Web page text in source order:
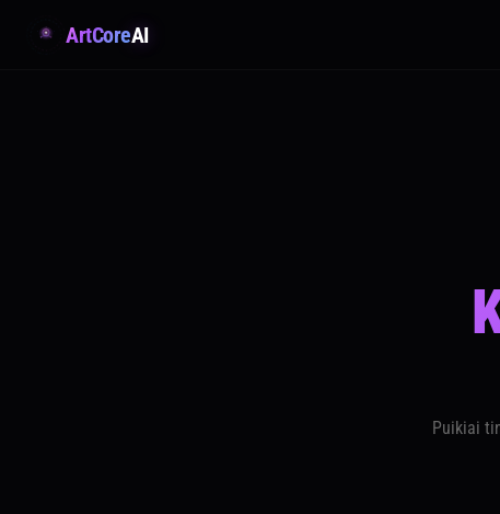
ArtCoreAI
Puikiai